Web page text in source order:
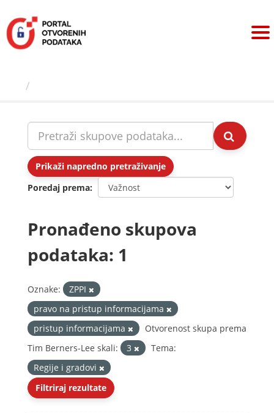
sadržaj
Prikaži napredno pretraživanje
Poredaj prema
Pronađeno skupova
podataka: 1
Oznake:
ZPPI
pravo na pristup informacijama
pristup informacijama
Otvorenost skupa prema
Tim Berners-Lee skali:
3
Tema:
Regije i gradovi
Filtriraj rezultate